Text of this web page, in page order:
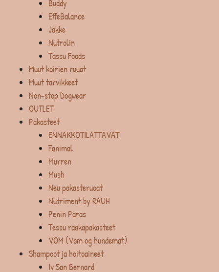
Buddy
EffeBalance
Jakke
Nutrolin
Tassu Foods
Muut koirien ruuat
Muut tarvikkeet
Non-stop Dogwear
OUTLET
Pakasteet
ENNAKKOTILATTAVAT
Fanimal
Murren
Mush
Neu pakasteruoat
Nutriment by RAUH
Penin Paras
Tessu raakapakasteet
VOM (Vom og hundemat)
Shampoot ja hoitoaineet
Iv San Bernard